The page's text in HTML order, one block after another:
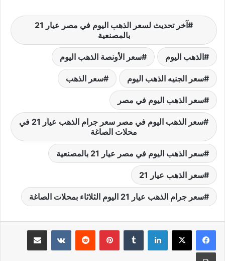
آخر تحديث لسعر الذهب اليوم في مصر عيار 21
بالمصنعية
الذهب اليوم سعر الأونصة الذهب اليوم
سعر الجنيه الذهب اليوم سعر الذهب
سعر الذهب اليوم في مصر
سعر الذهب اليوم في مصر سعر جرام الذهب عيار 21 في
محلات الصاغة
سعر الذهب اليوم في مصر عيار 21 بالمصنعية
سعر الذهب عيار 21
سعر جرام الذهب عيار 21 اليوم الثلاثاء بمحلات الصاغة
لينكدإن بينتيريست